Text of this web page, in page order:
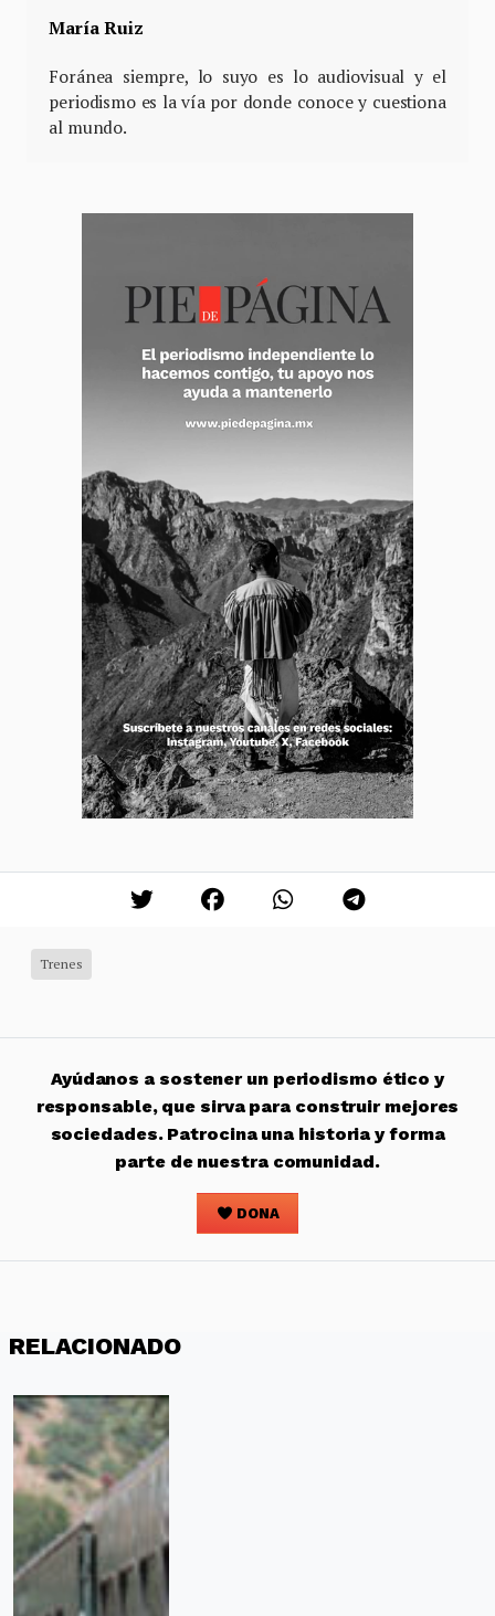
María Ruiz
Foránea siempre, lo suyo es lo audiovisual y el
periodismo es la vía por donde conoce y cuestiona
al mundo.
Trenes
Ayúdanos a sostener un periodismo ético y
responsable, que sirva para construir mejores
sociedades. Patrocina una historia y forma
parte de nuestra comunidad.
DONA
RELACIONADO